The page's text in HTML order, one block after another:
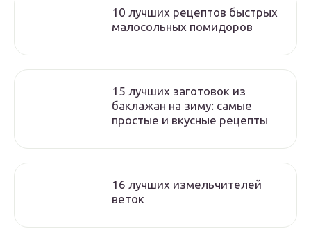
10 лучших рецептов быстрых
малосольных помидоров
15 лучших заготовок из
баклажан на зиму: самые
простые и вкусные рецепты
16 лучших измельчителей
веток